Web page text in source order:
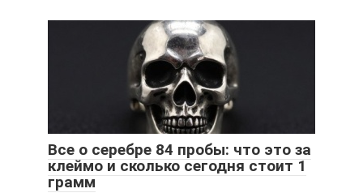
Все о серебре 84 пробы: что это за
клеймо и сколько сегодня стоит 1
грамм